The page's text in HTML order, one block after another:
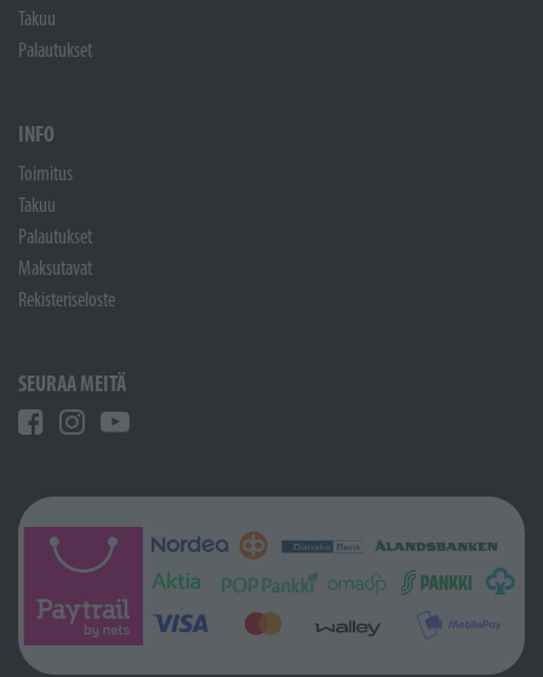
Takuu
Palautukset
INFO
Toimitus
Takuu
Palautukset
Maksutavat
Rekisteriseloste
SEURAA MEITÄ